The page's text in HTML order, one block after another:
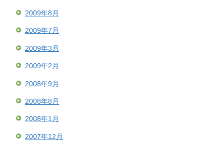
2009年8月
2009年7月
2009年3月
2009年2月
2008年9月
2008年8月
2008年1月
2007年12月